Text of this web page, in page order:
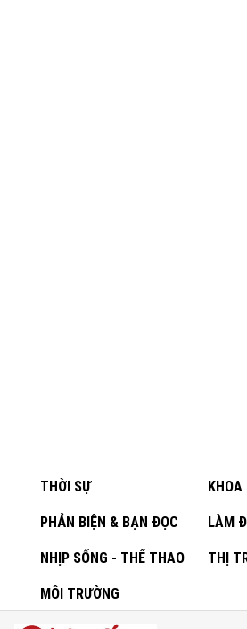
THỜI SỰ KHOA
PHẢN BIỆN & BẠN ĐỌC LÀM
NHỊP SỐNG - THỂ THAO THỊ
MÔI TRƯỜNG